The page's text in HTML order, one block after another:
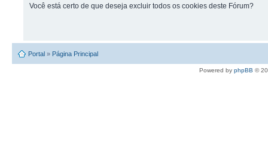
Você está certo de que deseja excluir todos os cookies deste Fórum?
Portal » Página Principal
Powered by phpBB ©